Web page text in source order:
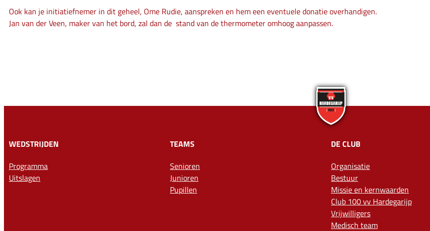
Ook kan je initiatiefnemer in dit geheel, Ome Rudie, aanspreken en hem een eventuele donatie overhandigen.
Jan van der Veen, maker van het bord, zal dan de stand van de thermometer omhoog aanpassen.
WEDSTRIJDEN
Programma
Uitslagen
TEAMS
Senioren
Junioren
Pupillen
DE CLUB
Organisatie
Bestuur
Missie en kernwaarden
Club 100 vv Hardegarijp
Vrijwilligers
Medisch team